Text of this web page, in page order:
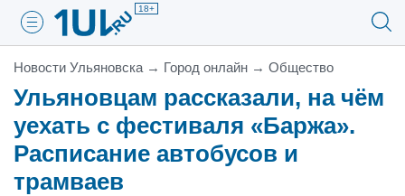
18+
Новости Ульяновска → Город онлайн → Общество
Ульяновцам рассказали, на чём
уехать с фестиваля «Баржа».
Расписание автобусов и
трамваев